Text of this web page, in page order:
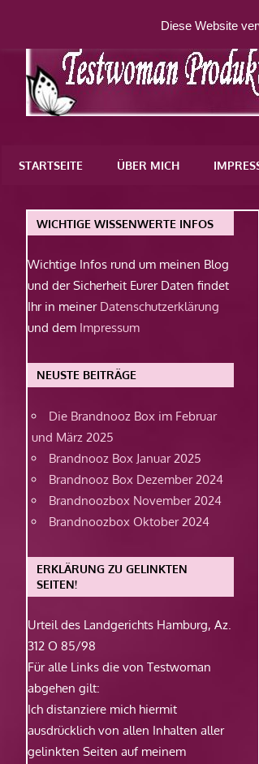
springen
WordPress-
STARTSEITE ÜBER MICH
WICHTIGE WISSENWERTE INFOS
Wichtige Infos rund um meinen Blog
und der Sicherheit Eurer Daten findet
Ihr in meiner Datenschutzerklärung
und dem Impressum
NEUSTE BEITRÄGE
Die Brandnooz Box im Februar
und März 2025
Brandnooz Box Januar 2025
Brandnooz Box Dezember 2024
Brandnoozbox November 2024
Brandnoozbox Oktober 2024
ERKLÄRUNG ZU GELINKTEN
SEITEN!
Urteil des Landgerichts Hamburg, Az.
312 O 85/98
Für alle Links die von Testwoman
abgehen gilt:
Ich distanziere mich hiermit
ausdrücklich von allen Inhalten aller
gelinkten Seiten auf meinem
Diese Website